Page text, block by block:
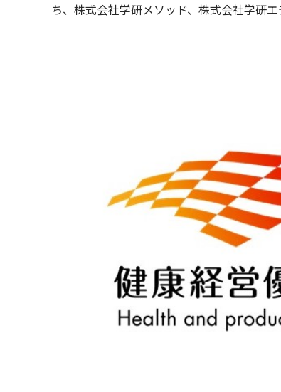
ち、株式会社学研メソッド、株式会社学研